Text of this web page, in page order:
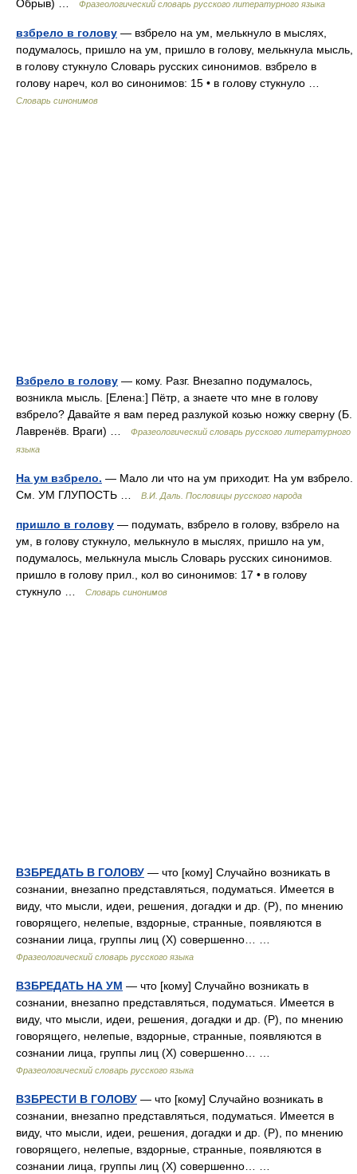
Обрыв) … Фразеологический словарь русского литературного языка
взбрело в голову — взбрело на ум, мелькнуло в мыслях,
подумалось, пришло на ум, пришло в голову, мелькнула мысль,
в голову стукнуло Словарь русских синонимов. взбрело в
голову нареч, кол во синонимов: 15 • в голову стукнуло …
Словарь синонимов
Взбрело в голову — кому. Разг. Внезапно подумалось,
возникла мысль. [Елена:] Пётр, а знаете что мне в голову
взбрело? Давайте я вам перед разлукой козью ножку сверну (Б.
Лавренёв. Враги) …
Фразеологический словарь русского литературного
языка
На ум взбрело. — Мало ли что на ум приходит. На ум взбрело.
См. УМ ГЛУПОСТЬ …
В.И. Даль. Пословицы русского народа
пришло в голову — подумать, взбрело в голову, взбрело на
ум, в голову стукнуло, мелькнуло в мыслях, пришло на ум,
подумалось, мелькнула мысль Словарь русских синонимов.
пришло в голову прил., кол во синонимов: 17 • в голову
стукнуло …
Словарь синонимов
ВЗБРЕДАТЬ В ГОЛОВУ — что [кому] Случайно возникать в
сознании, внезапно представляться, подуматься. Имеется в
виду, что мысли, идеи, решения, догадки и др. (Р), по мнению
говорящего, нелепые, вздорные, странные, появляются в
сознании лица, группы лиц (Х) совершенно… …
Фразеологический словарь русского языка
ВЗБРЕДАТЬ НА УМ — что [кому] Случайно возникать в
сознании, внезапно представляться, подуматься. Имеется в
виду, что мысли, идеи, решения, догадки и др. (Р), по мнению
говорящего, нелепые, вздорные, странные, появляются в
сознании лица, группы лиц (Х) совершенно… …
Фразеологический словарь русского языка
ВЗБРЕСТИ В ГОЛОВУ — что [кому] Случайно возникать в
сознании, внезапно представляться, подуматься. Имеется в
виду, что мысли, идеи, решения, догадки и др. (Р), по мнению
говорящего, нелепые, вздорные, странные, появляются в
сознании лица, группы лиц (Х) совершенно… …